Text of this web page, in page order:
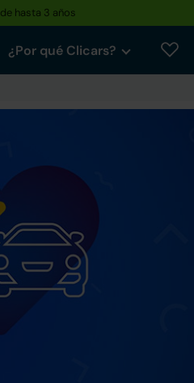
hasta 3 años
¿Por qué Clicars?